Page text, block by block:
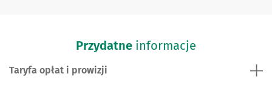
Przydatne informacje
Taryfa opłat i prowizji